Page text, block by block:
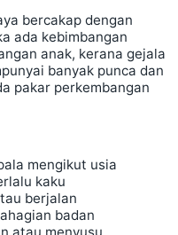
bercakap dengan
ada kebimbangan
anak, kerana gejala
banyak punca dan
pakar perkembangan
mengikut usia
kaku
berjalan
badan